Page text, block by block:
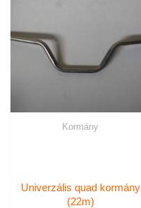
Kormány
Univerzális quad kormány
(22m)